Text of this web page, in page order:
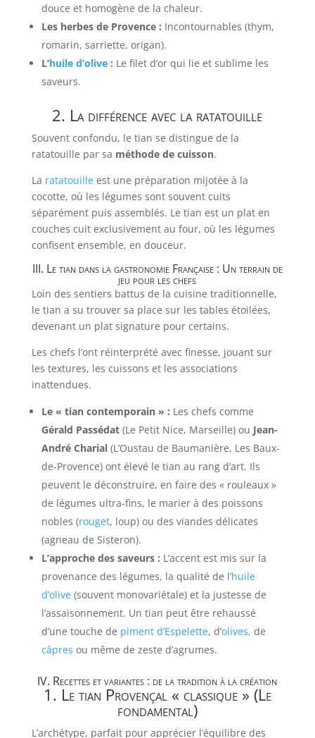
douce et homogène de la chaleur.
Les herbes de Provence : Incontournables (thym,
romarin, sarriette, origan).
L’huile d’olive: Le filet d’or qui lie et sublime les
saveurs.
2. La différence avec la ratatouille
Souvent confondu, le tian se distingue de la
ratatouille par sa méthode de cuisson.
La ratatouilleest une préparation mijotée à la
cocotte, où les légumes sont souvent cuits
séparément puis assemblés. Le tian est un plat en
couches cuit exclusivement au four, où les légumes
confisent ensemble, en douceur.
III. Le tian dans la gastronomie Française : Un terrain de
jeu pour les chefs
Loin des sentiers battus de la cuisine traditionnelle,
le tian a su trouver sa place sur les tables étoilées,
devenant un plat signature pour certains.
Les chefs l’ont réinterprété avec finesse, jouant sur
les textures, les cuissons et les associations
inattendues.
Le « tian contemporain » : Les chefs comme
Gérald Passédat(Le Petit Nice, Marseille) ou Jean-
André Charial(L’Oustau de Baumanière, Les Baux-
de-Provence) ont élevé le tian au rang d’art. Ils
peuvent le déconstruire, en faire des « rouleaux »
de légumes ultra-fins, le marier à des poissons
nobles (rouget, loup) ou des viandes délicates
(agneau de Sisteron).
L’approche des saveurs : L’accent est mis sur la
provenance des légumes, la qualité de l’huile
d’olive(souvent monovariétale) et la justesse de
l’assaisonnement. Un tian peut être rehaussé
d’une touche de piment d’Espelette, d’olives, de
câpres ou même de zeste d’agrumes.
IV. Recettes et variantes : de la tradition à la création
1. Le tian Provençal « classique » (Le
fondamental)
L’archétype, parfait pour apprécier l’équilibre des